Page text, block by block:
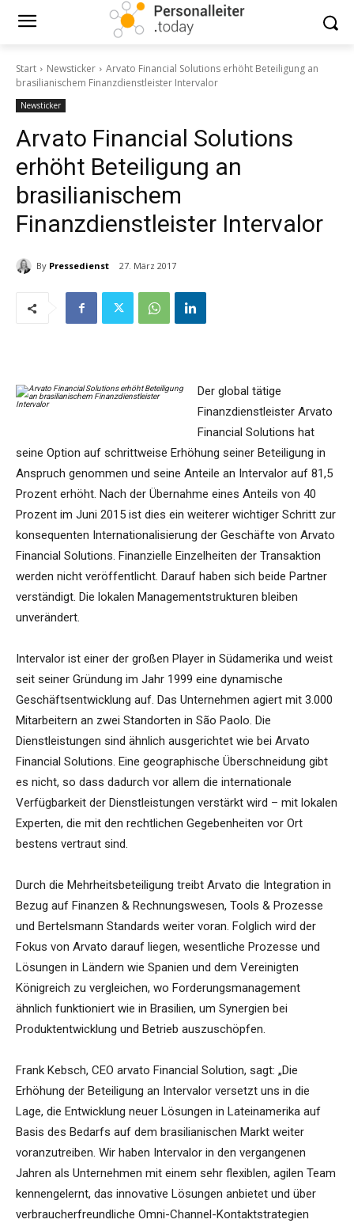
Start Newsticker
Arvato Financial Solutions erhöht Beteiligung an
brasilianischem Finanzdienstleister Intervalor
Newsticker
Arvato Financial Solutions
erhöht Beteiligung an
brasilianischem
Finanzdienstleister Intervalor
By Pressedienst 27. März 2017
Der global tätige
Finanzdienstleister Arvato
Financial Solutions hat
seine Option auf schrittweise Erhöhung seiner Beteiligung in
Anspruch genommen und seine Anteile an Intervalor auf 81,5
Prozent erhöht. Nach der Übernahme eines Anteils von 40
Prozent im Juni 2015 ist dies ein weiterer wichtiger Schritt zur
konsequenten Internationalisierung der Geschäfte von Arvato
Financial Solutions. Finanzielle Einzelheiten der Transaktion
werden nicht veröffentlicht. Darauf haben sich beide Partner
verständigt. Die lokalen Managementstrukturen bleiben
unverändert.
Intervalor ist einer der großen Player in Südamerika und weist
seit seiner Gründung im Jahr 1999 eine dynamische
Geschäftsentwicklung auf. Das Unternehmen agiert mit 3.000
Mitarbeitern an zwei Standorten in São Paolo. Die
Dienstleistungen sind ähnlich ausgerichtet wie bei Arvato
Financial Solutions. Eine geographische Überschneidung gibt
es nicht, so dass dadurch vor allem die internationale
Verfügbarkeit der Dienstleistungen verstärkt wird – mit lokalen
Experten, die mit den rechtlichen Gegebenheiten vor Ort
bestens vertraut sind.
Durch die Mehrheitsbeteiligung treibt Arvato die Integration in
Bezug auf Finanzen & Rechnungswesen, Tools & Prozesse
und Bertelsmann Standards weiter voran. Folglich wird der
Fokus von Arvato darauf liegen, wesentliche Prozesse und
Lösungen in Ländern wie Spanien und dem Vereinigten
Königreich zu vergleichen, wo Forderungsmanagement
ähnlich funktioniert wie in Brasilien, um Synergien bei
Produktentwicklung und Betrieb auszuschöpfen.
Frank Kebsch, CEO arvato Financial Solution, sagt: „Die
Erhöhung der Beteiligung an Intervalor versetzt uns in die
Lage, die Entwicklung neuer Lösungen in Lateinamerika auf
Basis des Bedarfs auf dem brasilianischen Markt weiter
voranzutreiben. Wir haben Intervalor in den vergangenen
Jahren als Unternehmen mit einem sehr flexiblen, agilen Team
kennengelernt, das innovative Lösungen anbietet und über
verbraucherfreundliche Omni-Channel-Kontaktstrategien